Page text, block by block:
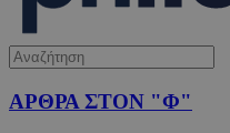
ΑΡΘΡΑ ΣΤΟΝ "Φ"